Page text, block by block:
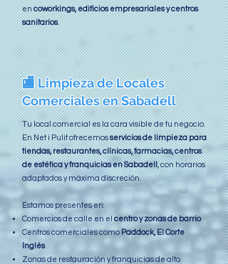
encoworkings, edificios empresariales y centros
sanitarios.
🏬 Limpieza de Locales
Comerciales en Sabadell
Tu local comercial es la cara visible de tu negocio.
En Net i Pulit ofrecemosservicios de limpieza para
tiendas, restaurantes, clínicas, farmacias, centros
de estética y franquicias en Sabadell, con horarios
adaptados y máxima discreción.
Estamos presentes en:
Comercios de calle en elcentro y zonas de barrio
Centros comerciales comoPaddock, El Corte
Inglés
Zonas de restauración y franquicias de alto